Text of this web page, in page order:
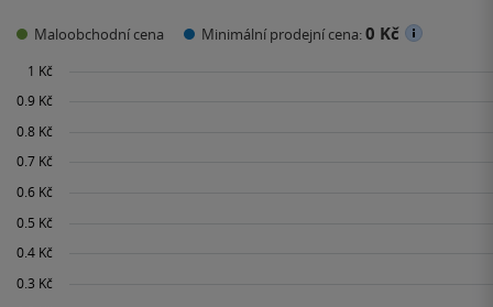
Maloobchodní cena Minimální prodejní cena:0 Kč